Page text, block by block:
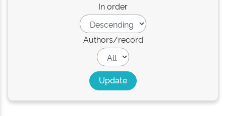
In order
Authors/record